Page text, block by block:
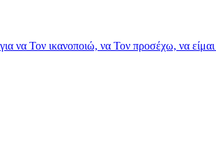
Τον ικανοποιώ, να Τον προσέχω, να είμαι